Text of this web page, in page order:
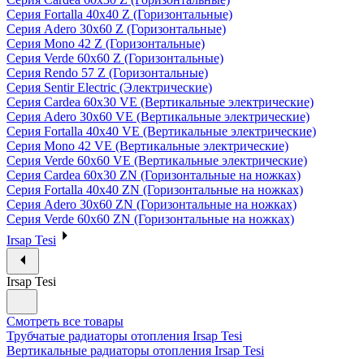
Серия Fortalla 40х40 Z (Горизонтальные)
Серия Adero 30х60 Z (Горизонтальные)
Серия Mono 42 Z (Горизонтальные)
Серия Verde 60х60 Z (Горизонтальные)
Серия Rendo 57 Z (Горизонтальные)
Серия Sentir Electric (Электрические)
Серия Cardea 60х30 VE (Вертикальные электрические)
Серия Adero 30х60 VE (Вертикальные электрические)
Серия Fortalla 40х40 VE (Вертикальные электрические)
Серия Mono 42 VE (Вертикальные электрические)
Серия Verde 60х60 VE (Вертикальные электрические)
Серия Cardea 60х30 ZN (Горизонтальные на ножках)
Серия Fortalla 40х40 ZN (Горизонтальные на ножках)
Серия Adero 30х60 ZN (Горизонтальные на ножках)
Серия Verde 60х60 ZN (Горизонтальные на ножках)
Irsap Tesi
Irsap Tesi
Смотреть все товары
Трубчатые радиаторы отопления Irsap Tesi
Вертикальные радиаторы отопления Irsap Tesi